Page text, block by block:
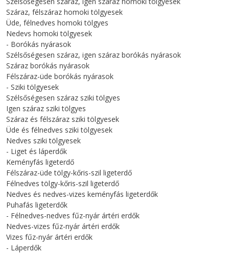
Száraz, félszáraz homoki tölgyesek
Üde, félnedves homoki tölgyes
Nedevs homoki tölgyesek
- Borókás nyárasok
Szélsőségesen száraz, igen száraz borókás nyárasok
Száraz borókás nyárasok
Félszáraz-üde borókás nyárasok
- Sziki tölgyesek
Szélsőségesen száraz sziki tölgyes
Igen száraz sziki tölgyes
Száraz és félszáraz sziki tölgyesek
Üde és félnedves sziki tölgyesek
Nedves sziki tölgyesek
- Liget és láperdők
Keményfás ligeterdő
Félszáraz-üde tölgy-kőris-szil ligeterdő
Félnedves tölgy-kőris-szil ligeterdő
Nedves és nedves-vizes keményfás ligeterdők
Puhafás ligeterdők
- Félnedves-nedves fűz-nyár ártéri erdők
Nedves-vizes fűz-nyár ártéri erdők
Vizes fűz-nyár ártéri erdők
- Láperdők